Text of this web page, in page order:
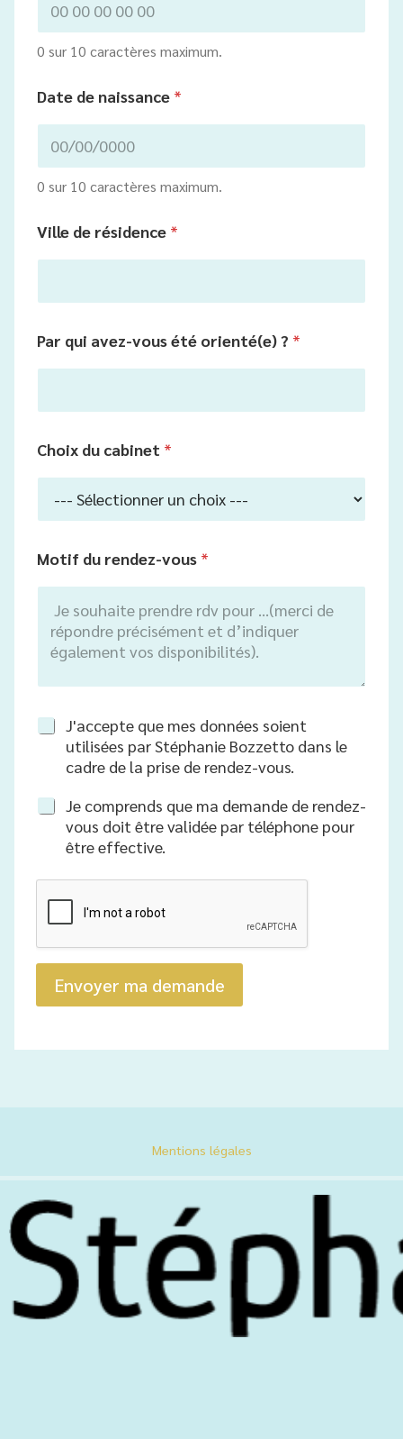
0 sur 10 caractères maximum.
Date de naissance *
0 sur 10 caractères maximum.
Ville de résidence *
Par qui avez-vous été orienté(e) ? *
Choix du cabinet *
Motif du rendez-vous *
R
*
J'accepte que mes données soient
utilisées par Stéphanie Bozzetto dans le
cadre de la prise de rendez-vous.
Je comprends que ma demande de rendez-
vous doit être validée par téléphone pour
être effective.
Envoyer ma demande
Mentions légales